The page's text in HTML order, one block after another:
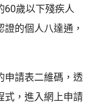
60歲以下殘疾人
的個人八達通，
申請表二維碼，透
式，進入網上申請